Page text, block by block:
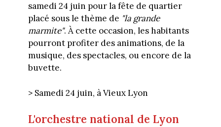
samedi 24 juin pour la fête de quartier
placé sous le thème de "la grande
marmite". À cette occasion, les habitants
pourront profiter des animations, de la
musique, des spectacles, ou encore de la
buvette.
> Samedi 24 juin, à Vieux Lyon
L'orchestre national de Lyon